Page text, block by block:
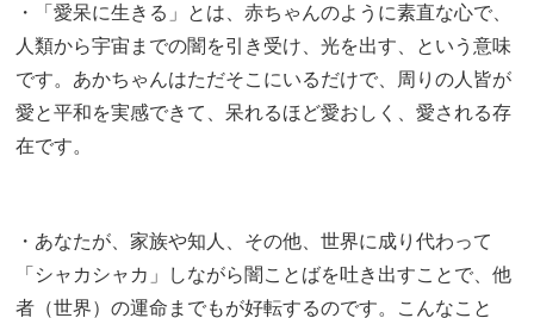
・「愛呆に生きる」とは、赤ちゃんのように素直な心で、
人類から宇宙までの闇を引き受け、光を出す、という意味
です。あかちゃんはただそこにいるだけで、周りの人皆が
愛と平和を実感できて、呆れるほど愛おしく、愛される存
在です。
・あなたが、家族や知人、その他、世界に成り代わって
「シャカシャカ」しながら闇ことばを吐き出すことで、他
者（世界）の運命までもが好転するのです。こんなこと